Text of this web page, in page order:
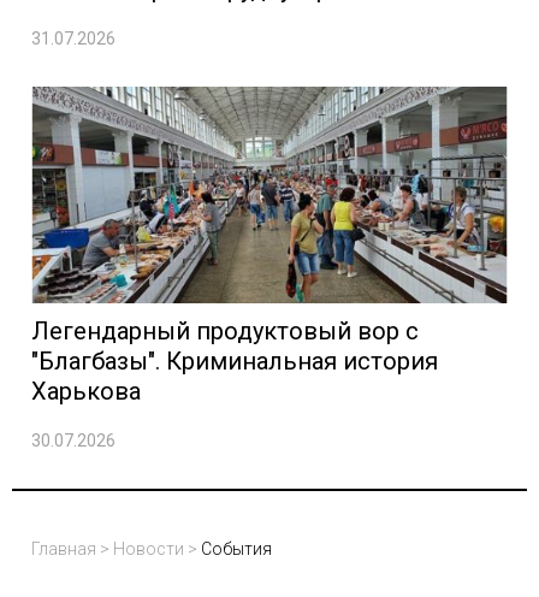
31.07.2026
Легендарный продуктовый вор с
"Благбазы". Криминальная история
Харькова
30.07.2026
Главная > Новости > События